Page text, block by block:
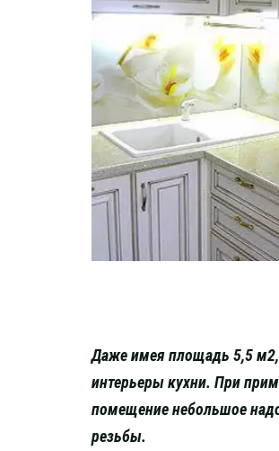
Даже имея площадь 5,5 м2,
интерьеры кухни. При
помещение небольшое
резьбы.